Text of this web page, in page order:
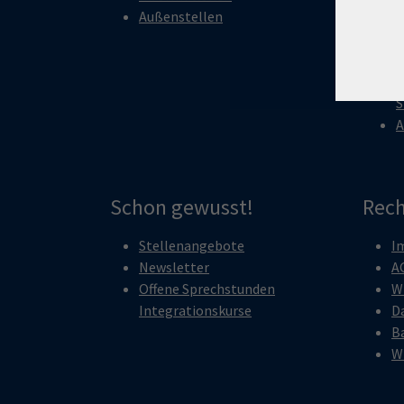
Außenstellen
Schon gewusst!
Stellenangebote
Newsletter
Offene Sprechstunden
Integrationskurse